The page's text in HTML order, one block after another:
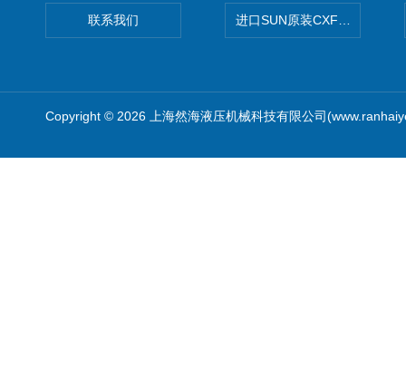
联系我们 进口SUN原装CXFAXCN导压
Copyright © 2026 上海然海液压机械科技有限公司